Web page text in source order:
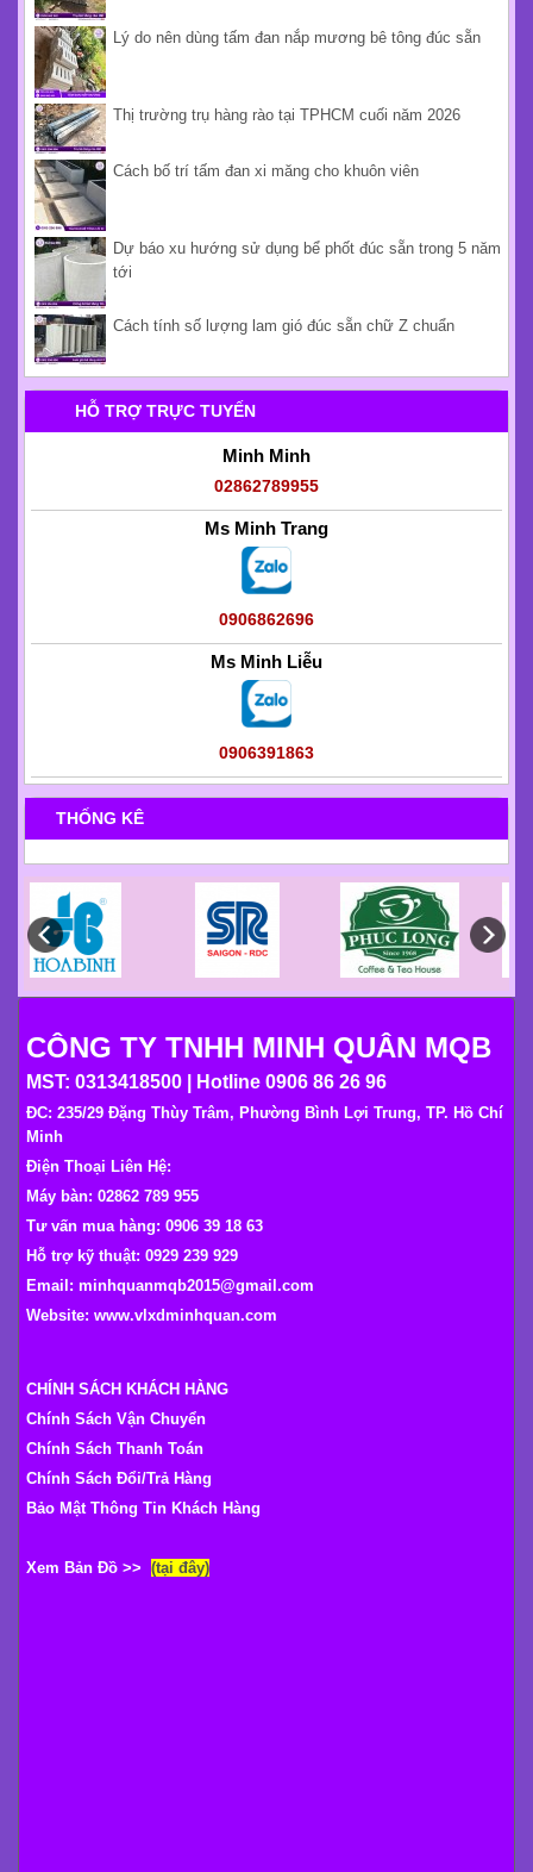
Lý do nên dùng tấm đan nắp mương bê tông đúc sẵn
Thị trường trụ hàng rào tại TPHCM cuối năm 2026
Cách bố trí tấm đan xi măng cho khuôn viên
Dự báo xu hướng sử dụng bể phốt đúc sẵn trong 5 năm
tới
Cách tính số lượng lam gió đúc sẵn chữ Z chuẩn
HỖ TRỢ TRỰC TUYẾN
Minh Minh
02862789955
Ms Minh Trang
0906862696
Ms Minh Liễu
0906391863
THỐNG KÊ
CÔNG TY TNHH MINH QUÂN MQB
MST: 0313418500 | Hotline 0906 86 26 96
ĐC: 235/29 Đặng Thùy Trâm, Phường Bình Lợi Trung, TP. Hồ Chí
Minh
Điện Thoại Liên Hệ:
Máy bàn: 02862 789 955
Tư vấn mua hàng: 0906 39 18 63
Hỗ trợ kỹ thuật: 0929 239 929
Email: minhquanmqb2015@gmail.com
Website: www.vlxdminhquan.com
CHÍNH SÁCH KHÁCH HÀNG
Chính Sách Vận Chuyển
Chính Sách Thanh Toán
Chính Sách Đổi/Trả Hàng
Bảo Mật Thông Tin Khách Hàng
Xem Bản Đồ >> (tại đây)